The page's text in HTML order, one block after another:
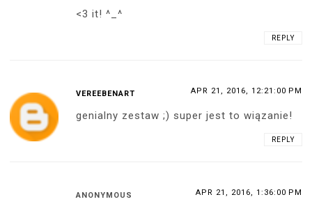
<3 it! ^_^
REPLY
VEREEBENART APR 21, 2016, 12:21:00 PM
genialny zestaw ;) super jest to wiązanie!
REPLY
ANONYMOUS APR 21, 2016, 1:36:00 PM